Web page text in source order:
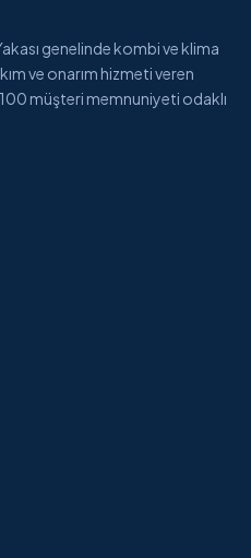
genelinde kombi ve klima
ve onarım hizmeti veren
müşteri memnuniyeti odaklı